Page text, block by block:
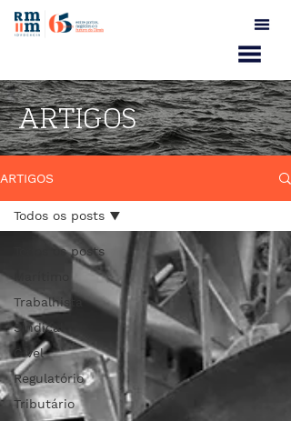
ARTIGOS
ARTIGOS
Todos os posts
Trabalhista
Sindical
Cível
Regulatório
Tributário
Todos os posts